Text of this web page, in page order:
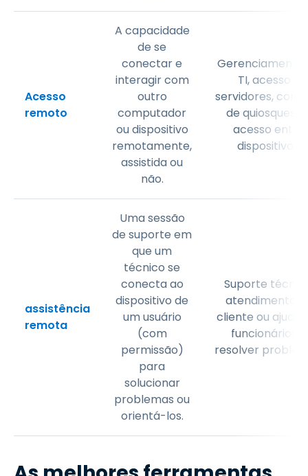
Acesso
remoto
A capacidade
de se
conectar e
interagir com
outro
computador
ou dispositivo
remotamente,
assistida ou
não.
Gerenciamento
TI, acesso a
servidores,
de quiosques
acesso entre
dispositivos.
assistência
remota
Uma sessão
de suporte em
que um
técnico se
conecta ao
dispositivo de
um usuário
(com
permissão)
para
solucionar
problemas ou
orientá-los.
Suporte
atendimento
cliente ou ajudar
funcionários a
resolver